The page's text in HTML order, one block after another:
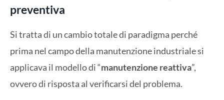
preventiva
Si tratta di un cambio totale di paradigma perché
prima nel campo della manutenzione industriale si
applicava il modello di “manutenzione reattiva”,
ovvero di risposta al verificarsi del problema.